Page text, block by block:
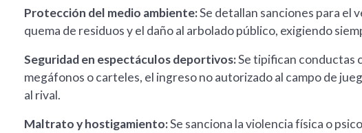
Protección del medio ambiente:Se detallan sanciones para el
quema de residuos y el daño al arbolado público, exigiendo
Seguridad en espectáculos deportivos:Se tipifican conductas
megáfonos o carteles, el ingreso no autorizado al campo de
al rival.
Maltrato y hostigamiento:Se sanciona la violencia física o